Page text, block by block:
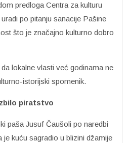
predloga Centra za kulturu
po pitanju sanacije Pašine
što je značajno kulturno dobro
lokalne vlasti već godinama ne
istorijski spomenik.
piratstvo
paša Jusuf Čaušoli po naredbi
kuću sagradio u blizini džamije